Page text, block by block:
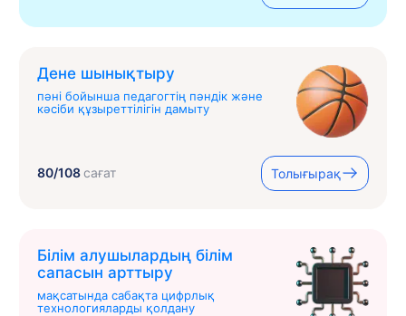
Дене шынықтыру
пәні бойынша педагогтің пәндік және
кәсіби құзыреттілігін дамыту
80/108сағат Толығырақ
Білім алушылардың білім
сапасын арттыру
мақсатында сабақта цифрлық
технологияларды қолдану